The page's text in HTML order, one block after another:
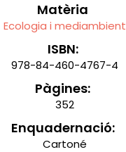
Matèria
Ecologia i mediambient
ISBN:
978-84-460-4767-4
Pàgines:
352
Enquadernació:
Cartoné